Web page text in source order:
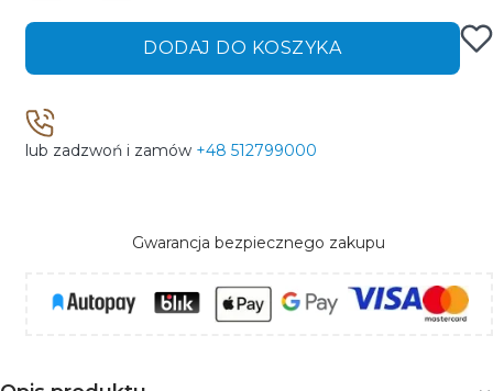
DODAJ DO KOSZYKA
lub zadzwoń i zamów +48 512799000
Gwarancja bezpiecznego zakupu